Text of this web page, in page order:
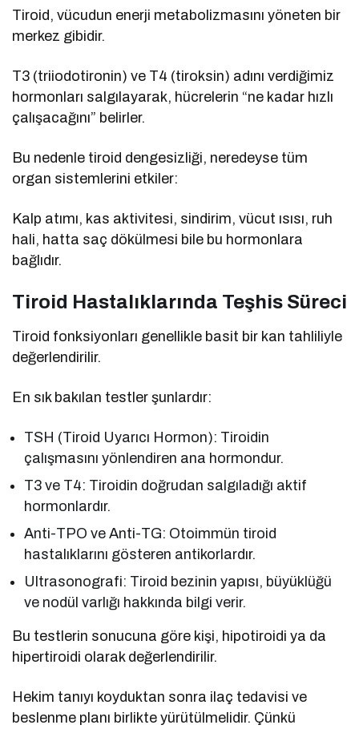
Tiroid, vücudun enerji metabolizmasını yöneten bir
merkez gibidir.
T3 (triiodotironin) ve T4 (tiroksin) adını verdiğimiz
hormonları salgılayarak, hücrelerin “ne kadar hızlı
çalışacağını” belirler.
Bu nedenle tiroid dengesizliği, neredeyse tüm
organ sistemlerini etkiler:
Kalp atımı, kas aktivitesi, sindirim, vücut ısısı, ruh
hali, hatta saç dökülmesi bile bu hormonlara
bağlıdır.
Tiroid Hastalıklarında Teşhis Süreci
Tiroid fonksiyonları genellikle basit bir kan tahliliyle
değerlendirilir.
En sık bakılan testler şunlardır:
TSH (Tiroid Uyarıcı Hormon): Tiroidin
çalışmasını yönlendiren ana hormondur.
T3 ve T4: Tiroidin doğrudan salgıladığı aktif
hormonlardır.
Anti-TPO ve Anti-TG: Otoimmün tiroid
hastalıklarını gösteren antikorlardır.
Ultrasonografi: Tiroid bezinin yapısı, büyüklüğü
ve nodül varlığı hakkında bilgi verir.
Bu testlerin sonucuna göre kişi, hipotiroidi ya da
hipertiroidi olarak değerlendirilir.
Hekim tanıyı koyduktan sonra ilaç tedavisi ve
beslenme planı birlikte yürütülmelidir. Çünkü